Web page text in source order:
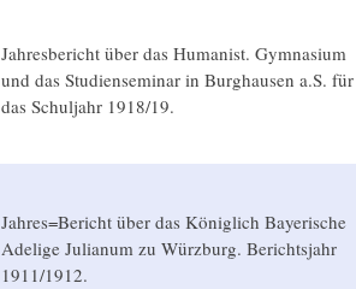
Jahresbericht über das Humanist. Gymnasium
und das Studienseminar in Burghausen a.S. für
das Schuljahr 1918/19.
Jahres=Bericht über das Königlich Bayerische
Adelige Julianum zu Würzburg. Berichtsjahr
1911/1912.